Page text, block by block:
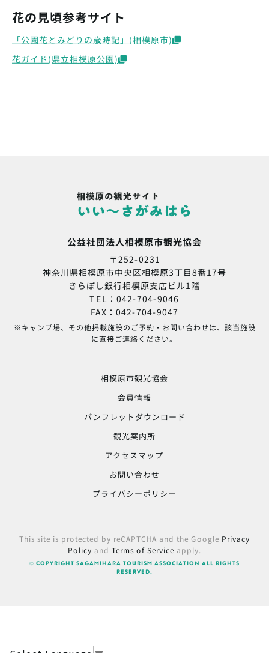
花の見頃参考サイト
「公園花とみどりの歳時記」(相模原市)
花ガイド(県立相模原公園)
公益社団法人相模原市観光協会
〒252-0231
神奈川県相模原市中央区相模原3丁目8番17号
きらぼし銀行相模原支店ビル1階
TEL：042-704-9046
FAX：042-704-9047
※キャンプ場、その他掲載施設のご予約・お問い合わせは、該当施設
に直接ご連絡ください。
相模原市観光協会
会員情報
パンフレットダウンロード
観光案内所
アクセスマップ
お問い合わせ
プライバシーポリシー
This site is protected by reCAPTCHA and the Google Privacy
Policy and Terms of Serviceapply.
© COPYRIGHT SAGAMIHARA TOURISM ASSOCIATION ALL RIGHTS
RESERVED.